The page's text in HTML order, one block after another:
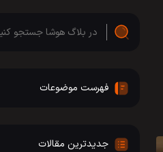
فهرست موضوعات
جدیدترین مقالات